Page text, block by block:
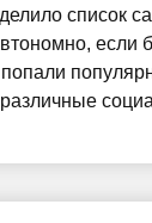
список
если
попали